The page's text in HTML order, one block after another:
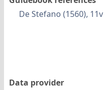
De Stefano (1560), 11v
Data provider